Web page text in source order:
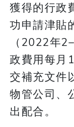
獲得的行政
功申請津貼
（2022年
政費用每月
交補充文件
物管公司、
出配合。